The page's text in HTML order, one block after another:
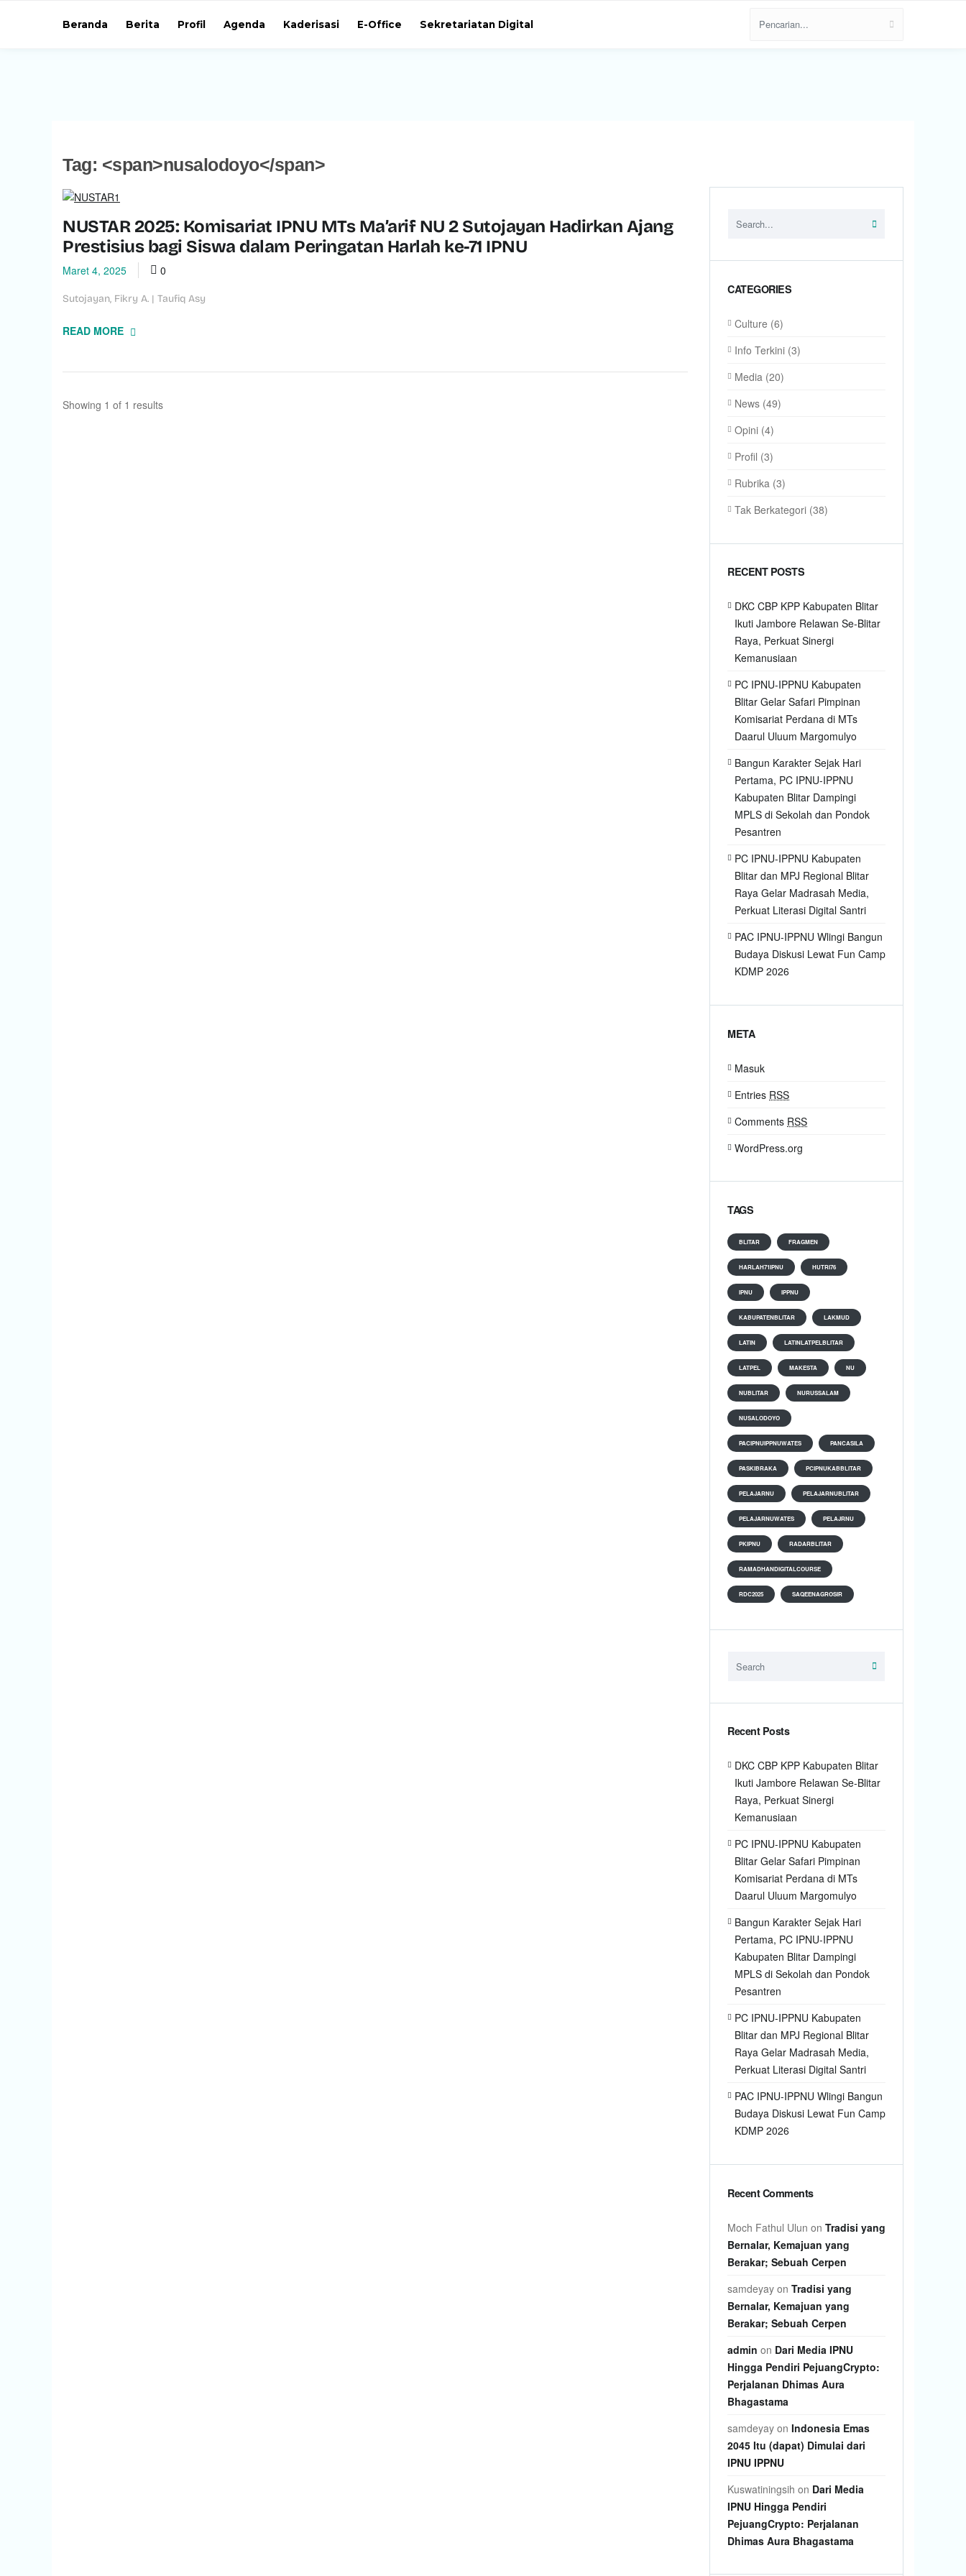
Beranda Berita Profil Agenda Kaderisasi E-Office Sekretariatan Digital
Tag: <span>nusalodoyo</span>
CATEGORIES
Culture (6)
Info Terkini (3)
Media (20)
News (49)
Opini (4)
Profil (3)
Rubrika (3)
Tak Berkategori (38)
RECENT POSTS
DKC CBP KPP Kabupaten Blitar
Ikuti Jambore Relawan Se-Blitar
Raya, Perkuat Sinergi
Kemanusiaan
PC IPNU-IPPNU Kabupaten
Blitar Gelar Safari Pimpinan
Komisariat Perdana di MTs
Daarul Uluum Margomulyo
Bangun Karakter Sejak Hari
Pertama, PC IPNU-IPPNU
Kabupaten Blitar Dampingi
MPLS di Sekolah dan Pondok
Pesantren
PC IPNU-IPPNU Kabupaten
Blitar dan MPJ Regional Blitar
Raya Gelar Madrasah Media,
Perkuat Literasi Digital Santri
PAC IPNU-IPPNU Wlingi Bangun
Budaya Diskusi Lewat Fun Camp
KDMP 2026
META
Masuk
Entries RSS
Comments RSS
WordPress.org
TAGS
BLITAR FRAGMEN
HARLAH71IPNU HUTRI76
IPNU IPPNU
KABUPATENBLITAR LAKMUD
LATIN LATINLATPELBLITAR
LATPEL MAKESTA NU
NUBLITAR NURUSSALAM
NUSALODOYO
PACIPNUIPPNUWATES PANCASILA
PASKIBRAKA PCIPNUKABBLITAR
PELAJARNU PELAJARNUBLITAR
PELAJARNUWATES PELAJRNU
PKIPNU RADARBLITAR
RAMADHANDIGITALCOURSE
RDC2025 SAQEENAGROSIR
Recent Posts
DKC CBP KPP Kabupaten Blitar
Ikuti Jambore Relawan Se-Blitar
Raya, Perkuat Sinergi
Kemanusiaan
PC IPNU-IPPNU Kabupaten
Blitar Gelar Safari Pimpinan
Komisariat Perdana di MTs
Daarul Uluum Margomulyo
Bangun Karakter Sejak Hari
Pertama, PC IPNU-IPPNU
Kabupaten Blitar Dampingi
MPLS di Sekolah dan Pondok
Pesantren
PC IPNU-IPPNU Kabupaten
Blitar dan MPJ Regional Blitar
Raya Gelar Madrasah Media,
Perkuat Literasi Digital Santri
PAC IPNU-IPPNU Wlingi Bangun
Budaya Diskusi Lewat Fun Camp
KDMP 2026
Recent Comments
Moch Fathul Ulun on Tradisi yang
Bernalar, Kemajuan yang
Berakar; Sebuah Cerpen
samdeyay on Tradisi yang
Bernalar, Kemajuan yang
Berakar; Sebuah Cerpen
admin on Dari Media IPNU
Hingga Pendiri PejuangCrypto:
Perjalanan Dhimas Aura
Bhagastama
samdeyay on Indonesia Emas
2045 Itu (dapat) Dimulai dari
IPNU IPPNU
Kuswatiningsih on Dari Media
IPNU Hingga Pendiri
PejuangCrypto: Perjalanan
Dhimas Aura Bhagastama
NUSTAR 2025: Komisariat IPNU MTs Ma’arif NU 2 Sutojayan Hadirkan Ajang
Prestisius bagi Siswa dalam Peringatan Harlah ke-71 IPNU
Maret 4, 2025 0
Sutojayan, Fikry A. | Taufiq Asy
READ MORE
Showing 1 of 1 results